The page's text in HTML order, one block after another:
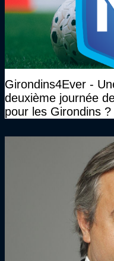
Girondins4Ever -
deuxième journée
pour les Girondins ?